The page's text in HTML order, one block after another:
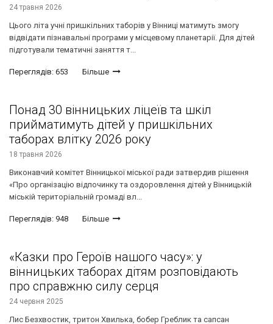
24 травня 2026
Цього літа учні пришкільних таборів у Вінниці матимуть змогу
відвідати пізнавальні програми у місцевому планетарії. Для дітей
підготували тематичні заняття т...
Переглядів: 653 Більше
Понад 30 вінницьких ліцеїв та шкіл
прийматимуть дітей у пришкільних
таборах влітку 2026 року
18 травня 2026
Виконавчий комітет Вінницької міської ради затвердив рішення
«Про організацію відпочинку та оздоровлення дітей у Вінницькій
міській територіальній громаді вл...
Переглядів: 948 Більше
«Казки про Героїв нашого часу»: у
вінницьких таборах дітям розповідають
про справжню силу серця
24 червня 2025
Лис Безхвостик, тритон Хвилька, бобер Греблик та сапсан